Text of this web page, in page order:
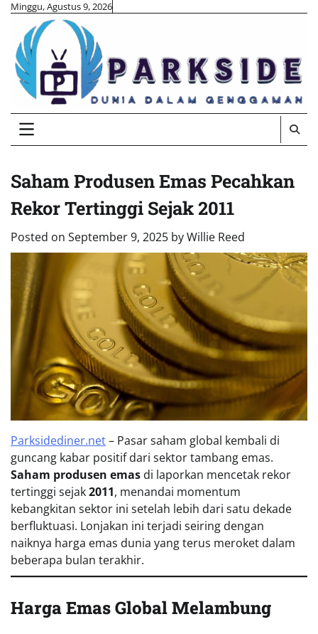
Skip
content
Minggu, Agustus 9, 2026
Saham Produsen Emas Pecahkan
Rekor Tertinggi Sejak 2011
Posted on September 9, 2025 byWillie Reed
Parksidediner.net– Pasar saham global kembali di
guncang kabar positif dari sektor tambang emas.
Saham produsen emas di laporkan mencetak rekor
tertinggi sejak2011, menandai momentum
kebangkitan sektor ini setelah lebih dari satu dekade
berfluktuasi. Lonjakan ini terjadi seiring dengan
naiknya harga emas dunia yang terus meroket dalam
beberapa bulan terakhir.
Harga Emas Global Melambung